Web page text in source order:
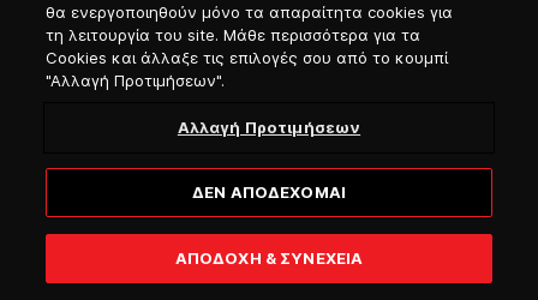
πρακτορείο που κάνατε την κράτησή σας.
Εάν την κάνατε από το τηλεφωνικό μας κέντρο, το
site μας ή το mobile app seamore, καλέστε μας στο 210
8919800.
Το πλοίο θα αναχωρήσει από Χανιά στις 21:00
με άφιξη στον Πειραιά στις 06:00.
Η προσέγγιση στη Μήλο δεν θα πραγματοποιηθεί.
θα ενεργοποιηθούν μόνο τα απαραίτητα cookies για
τη λειτουργία του site. Μάθε περισσότερα για τα
Cookies και άλλαξε τις επιλογές σου από το κουμπί
"Αλλαγή Προτιμήσεων".
Αλλαγή Προτιμήσεων
ΔΕΝ ΑΠΟΔΕΧΟΜΑΙ
ΑΠΟΔΟΧΗ & ΣΥΝΕΧΕΙΑ